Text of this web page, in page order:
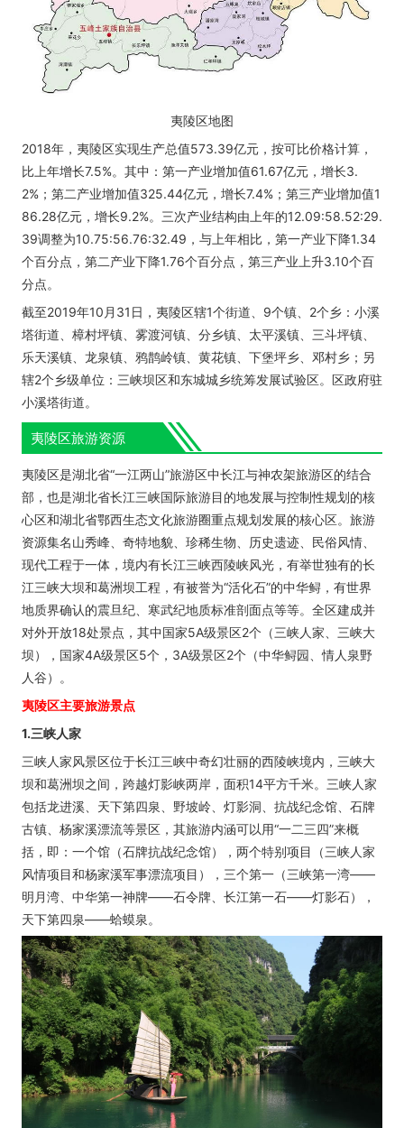
夷陵区地图
2018年，夷陵区实现生产总值573.39亿元，按可比价格计算，
比上年增长7.5%。其中：第一产业增加值61.67亿元，增长3.
2%；第二产业增加值325.44亿元，增长7.4%；第三产业增加值1
86.28亿元，增长9.2%。三次产业结构由上年的12.09:58.52:29.
39调整为10.75:56.76:32.49，与上年相比，第一产业下降1.34
个百分点，第二产业下降1.76个百分点，第三产业上升3.10个百
分点。
截至2019年10月31日，夷陵区辖1个街道、9个镇、2个乡：小溪
塔街道、樟村坪镇、雾渡河镇、分乡镇、太平溪镇、三斗坪镇、
乐天溪镇、龙泉镇、鸦鹊岭镇、黄花镇、下堡坪乡、邓村乡；另
辖2个乡级单位：三峡坝区和东城城乡统筹发展试验区。区政府驻
小溪塔街道。
夷陵区旅游资源
夷陵区是湖北省“一江两山”旅游区中长江与神农架旅游区的结合
部，也是湖北省长江三峡国际旅游目的地发展与控制性规划的核
心区和湖北省鄂西生态文化旅游圈重点规划发展的核心区。旅游
资源集名山秀峰、奇特地貌、珍稀生物、历史遗迹、民俗风情、
现代工程于一体，境内有长江三峡西陵峡风光，有举世独有的长
江三峡大坝和葛洲坝工程，有被誉为“活化石”的中华鲟，有世界
地质界确认的震旦纪、寒武纪地质标准剖面点等等。全区建成并
对外开放18处景点，其中国家5A级景区2个（三峡人家、三峡大
坝），国家4A级景区5个，3A级景区2个（中华鲟园、情人泉野
人谷）。
夷陵区主要旅游景点
1.三峡人家
三峡人家风景区位于长江三峡中奇幻壮丽的西陵峡境内，三峡大
坝和葛洲坝之间，跨越灯影峡两岸，面积14平方千米。三峡人家
包括龙进溪、天下第四泉、野坡岭、灯影洞、抗战纪念馆、石牌
古镇、杨家溪漂流等景区，其旅游内涵可以用“一二三四”来概
括，即：一个馆（石牌抗战纪念馆），两个特别项目（三峡人家
风情项目和杨家溪军事漂流项目），三个第一（三峡第一湾——
明月湾、中华第一神牌——石令牌、长江第一石——灯影石），
天下第四泉——蛤蟆泉。